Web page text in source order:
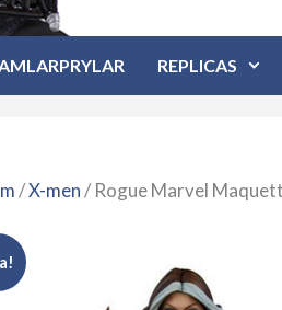
REPLICAS
/X-men/ Rogue Marvel